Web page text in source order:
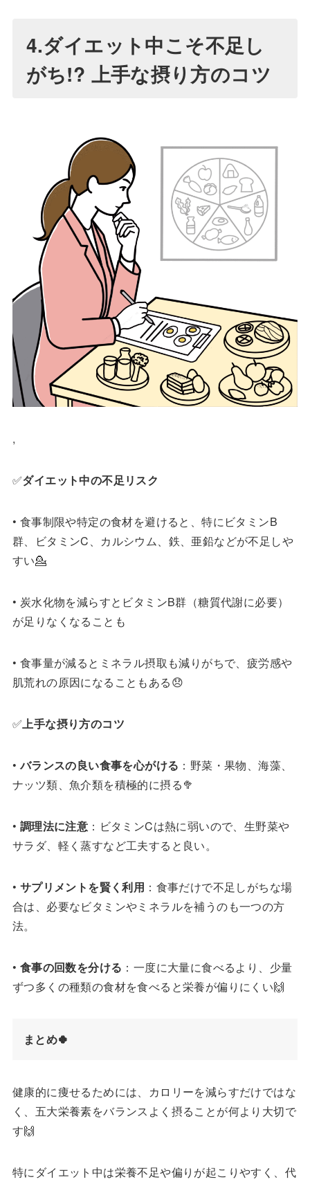
4.ダイエット中こそ不足し
がち!? 上手な摂り方のコツ
,
✅ダイエット中の不足リスク
• 食事制限や特定の食材を避けると、特にビタミンB
群、ビタミンC、カルシウム、鉄、亜鉛などが不足しや
すい💁
• 炭水化物を減らすとビタミンB群（糖質代謝に必要）
が足りなくなることも
• 食事量が減るとミネラル摂取も減りがちで、疲労感や
肌荒れの原因になることもある😞
✅上手な摂り方のコツ
•バランスの良い食事を心がける ：野菜・果物、海藻、
ナッツ類、魚介類を積極的に摂る🥦
• 調理法に注意 ：ビタミンCは熱に弱いので、生野菜や
サラダ、軽く蒸すなど工夫すると良い。
• サプリメントを賢く利用 ：食事だけで不足しがちな場
合は、必要なビタミンやミネラルを補うのも一つの方
法。
• 食事の回数を分ける ：一度に大量に食べるより、少量
ずつ多くの種類の食材を食べると栄養が偏りにくい🙌
まとめ🍀
健康的に痩せるためには、カロリーを減らすだけではな
く、五大栄養素をバランスよく摂ることが何より大切で
す🙌
特にダイエット中は栄養不足や偏りが起こりやすく、代